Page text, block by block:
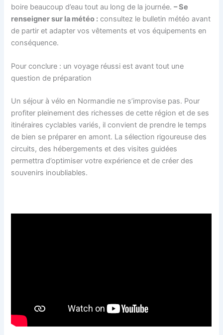
boire beaucoup d’eau tout au long de la journée.– Se
renseigner sur la météo : consultez le bulletin météo avant
de partir et adapter vos vêtements et vos équipements en
conséquence.
Pour conclure : un voyage réussi est avant tout une
question de préparation
Un séjour à vélo en Normandie ne s’improvise pas. Pour
profiter pleinement des richesses de cette région et de ses
itinéraires cyclables variés, il convient de prendre le temps
de bien se préparer en amont. La sélection rigoureuse des
circuits, des hébergements et des visites guidées
permettra d’optimiser votre expérience et de créer des
souvenirs inoubliables.